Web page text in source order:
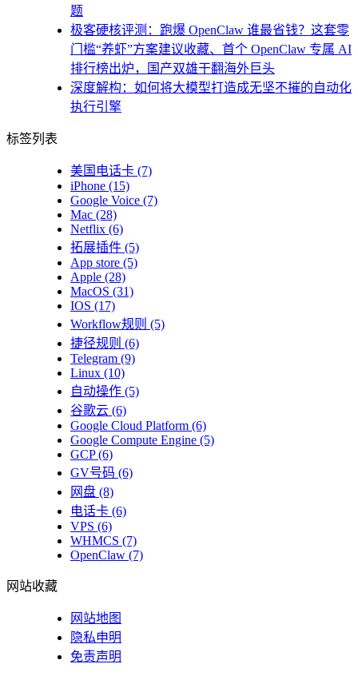
题
极客硬核评测：跑爆 OpenClaw 谁最省钱？这套零
门槛“养虾”方案建议收藏、首个 OpenClaw 专属 AI
排行榜出炉，国产双雄干翻海外巨头
深度解构：如何将大模型打造成无坚不摧的自动化
执行引擎
标签列表
美国电话卡 (7)
iPhone (15)
Google Voice (7)
Mac (28)
Netflix (6)
拓展插件 (5)
App store (5)
Apple (28)
MacOS (31)
IOS (17)
Workflow规则 (5)
捷径规则 (6)
Telegram (9)
Linux (10)
自动操作 (5)
谷歌云 (6)
Google Cloud Platform (6)
Google Compute Engine (5)
GCP(6)
GV号码 (6)
网盘 (8)
电话卡 (6)
VPS (6)
WHMCS (7)
OpenClaw (7)
网站收藏
网站地图
隐私申明
免责声明